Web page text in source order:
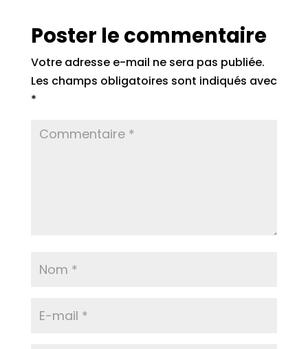
Poster le commentaire
Votre adresse e-mail ne sera pas publiée.
Les champs obligatoires sont indiqués avec
*